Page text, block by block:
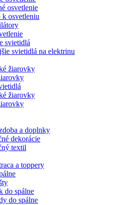
osvetlenie
k osvetleniu
svietidlá
svietidlá na elektrinu
žiarovky
žiarovky
a doplnky
dekorácie
textil
a toppery
do spálne
do spálne